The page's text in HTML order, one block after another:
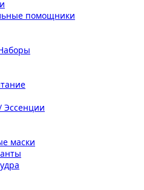
помощники
Эссенции
маски